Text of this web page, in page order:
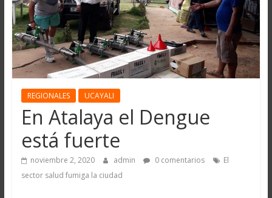
REGIONALES UCAYALI
En Atalaya el Dengue
está fuerte
noviembre 2, 2020 admin 0 comentarios
El
sector salud fumiga la ciudad